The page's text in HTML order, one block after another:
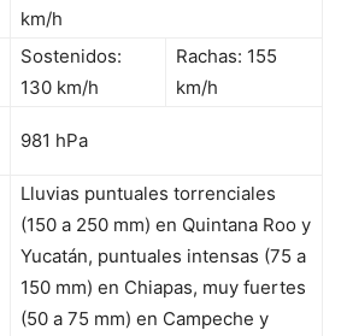
km/h
Sostenidos:
130 km/h
Rachas: 155
km/h
981 hPa
Lluvias puntuales torrenciales
(150 a 250 mm) en Quintana Roo y
Yucatán, puntuales intensas (75 a
150 mm) en Chiapas, muy fuertes
(50 a 75 mm) en Campeche y